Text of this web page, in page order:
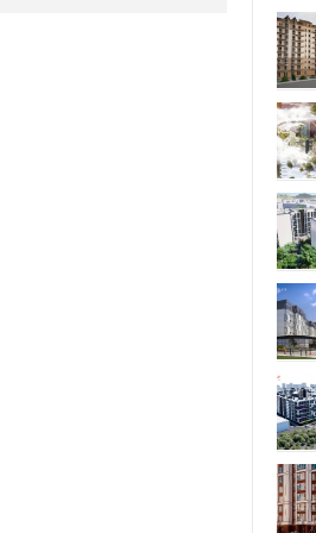
16:47
13:44
16:15
13:08
19:24
12:30